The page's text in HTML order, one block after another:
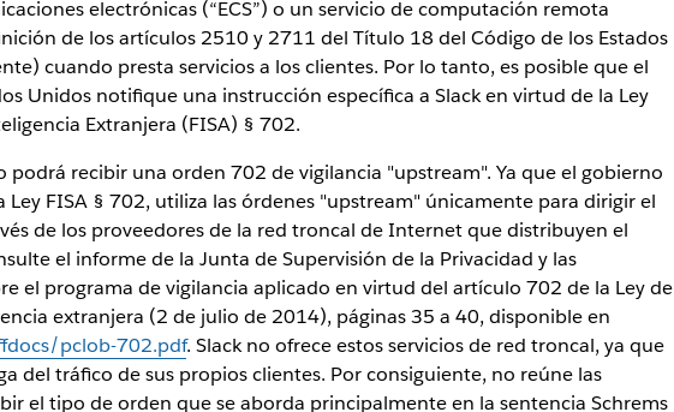
electrónicas (“ECS”) o un servicio de computación remota
de los artículos 2510 y 2711 del Título 18 del Código de los Estados
cuando presta servicios a los clientes. Por lo tanto, es posible que el
Unidos notifique una instrucción específica a Slack en virtud de la Ley
Extranjera (FISA) § 702.
podrá recibir una orden 702 de vigilancia "upstream". Ya que el gobierno
Ley FISA § 702, utiliza las órdenes "upstream" únicamente para dirigir el
de los proveedores de la red troncal de Internet que distribuyen el
el informe de la Junta de Supervisión de la Privacidad y las
el programa de vigilancia aplicado en virtud del artículo 702 de la Ley de
extranjera (2 de julio de 2014), páginas 35 a 40, disponible en
pclob-702.pdf. Slack no ofrece estos servicios de red troncal, ya que
del tráfico de sus propios clientes. Por consiguiente, no reúne las
el tipo de orden que se aborda principalmente en la sentencia Schrems